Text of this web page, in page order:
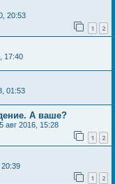
20:53
1 2
17:40
01:53
А ваше?
авг 2016, 15:28
1 2
1 2